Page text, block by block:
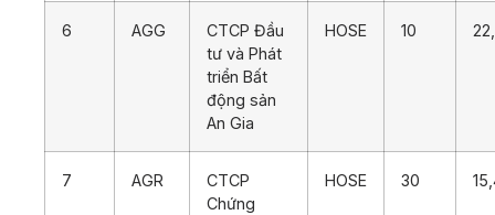
6 AGG
CTCP Đầu
tư và Phát
triển Bất
động sản
An Gia
HOSE 10
7 AGR
CTCP
Chứng
HOSE 30